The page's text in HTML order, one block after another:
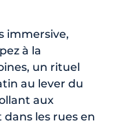
immersive,
à la
un rituel
au lever du
aux
les rues en